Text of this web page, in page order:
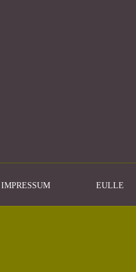
IMPRESSUM EULLE